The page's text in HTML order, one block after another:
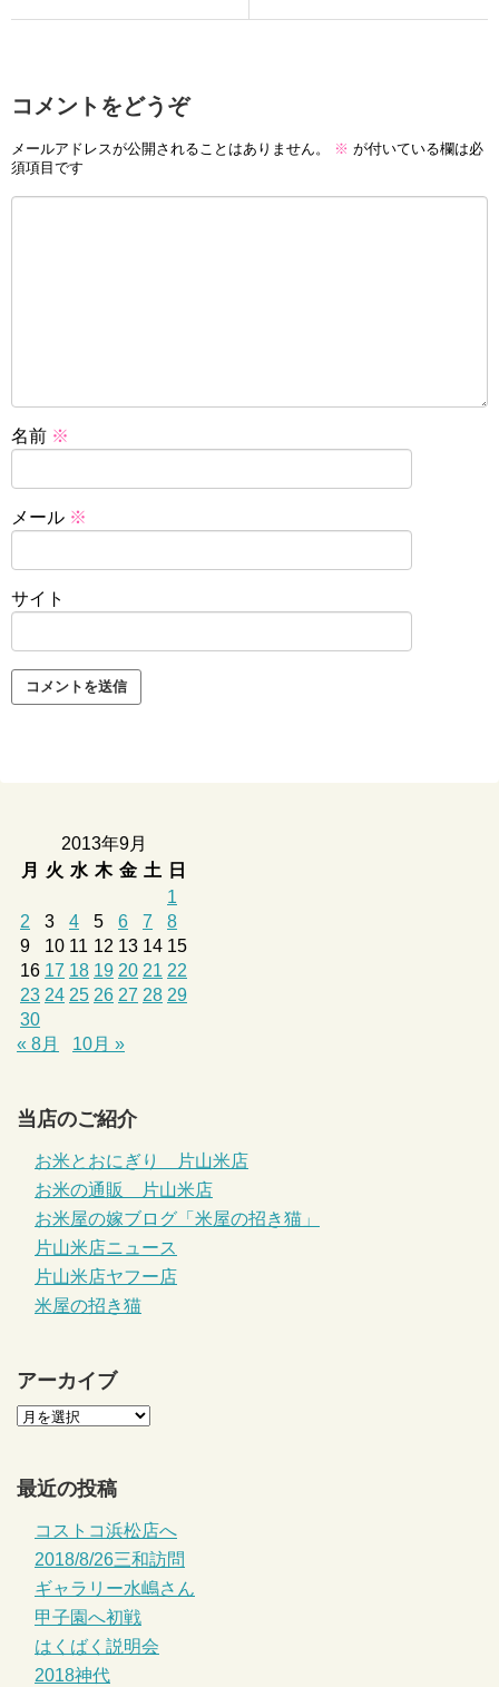
コメントをどうぞ
メールアドレスが公開されることはありません。 ※ が付いている欄は必
須項目です
名前 ※
メール ※
サイト
2013年9月
月
火 水 木 金 土
日
1
2
3 4 5 6 7
8
9
10 11 12 13 14 15
16 17 18 19 20 21 22
23 24 25 26 27 28 29
30
« 8月
10月 »
当店のご紹介
お米とおにぎり 片山米店
お米の通販 片山米店
お米屋の嫁ブログ「米屋の招き猫」
片山米店ニュース
片山米店ヤフー店
米屋の招き猫
アーカイブ
最近の投稿
コストコ浜松店へ
2018/8/26三和訪問
ギャラリー水嶋さん
甲子園へ初戦
はくばく説明会
2018神代